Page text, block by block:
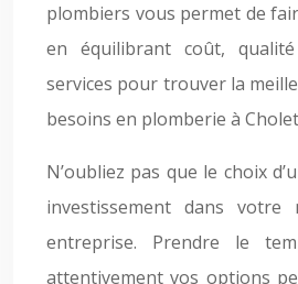
plombiers vous permet de
en équilibrant coût,
services pour trouver la
besoins en plomberie à
N’oubliez pas que le choix
investissement dans
entreprise. Prendre le
attentivement vos options